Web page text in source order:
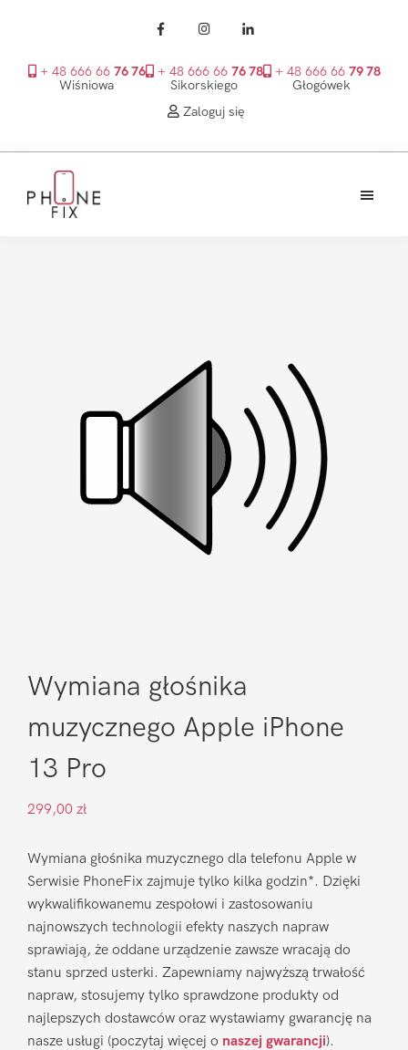
+ 48 666 66 76 76
Wiśniowa
+ 48 666 66 76 78
Sikorskiego
+ 48 666 66 79 78
Głogówek
Zaloguj się
głównego
Wymiana głośnika
muzycznego Apple iPhone
13 Pro
299,00 zł
Wymiana głośnika muzycznego dla telefonu Apple w
Serwisie PhoneFix zajmuje tylko kilka godzin*. Dzięki
wykwalifikowanemu zespołowi i zastosowaniu
najnowszych technologii efekty naszych napraw
sprawiają, że oddane urządzenie zawsze wracają do
stanu sprzed usterki. Zapewniamy najwyższą trwałość
napraw, stosujemy tylko sprawdzone produkty od
najlepszych dostawców oraz wystawiamy gwarancję na
nasze usługi (poczytaj więcej o naszej gwarancji).